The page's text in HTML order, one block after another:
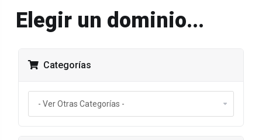
Elegir un dominio...
Categorías